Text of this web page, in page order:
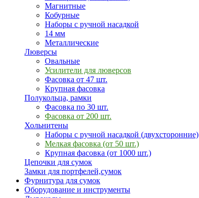
Магнитные
Кобурные
Наборы с ручной насадкой
14 мм
Металлические
Люверсы
Овальные
Усилители для люверсов
Фасовка от 47 шт.
Крупная фасовка
Полукольца, рамки
Фасовка по 30 шт.
Фасовка от 200 шт.
Хольнитены
Наборы с ручной насадкой (двухсторонние)
Мелкая фасовка (от 50 шт.)
Крупная фасовка (от 1000 шт.)
Цепочки для сумок
Замки для портфелей,сумок
Фурнитура для сумок
Оборудование и инструменты